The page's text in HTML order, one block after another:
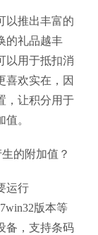
以推出丰富的
的礼品越丰
以用于抵扣消
喜欢实在，因
，让积分用于
。
运行
版本等
备，支持条码